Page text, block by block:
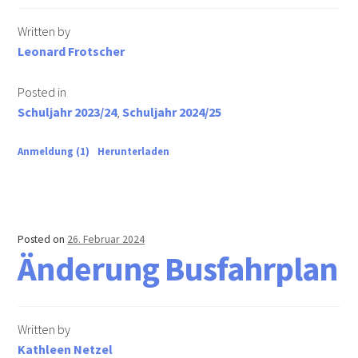
Webteam
Förderverein
Dokumente
Written by
Leonard Frotscher
Posted in
Schuljahr 2023/24,Schuljahr 2024/25
Anmeldung (1) Herunterladen
Posted on 26. Februar 2024
Änderung Busfahrplan
Written by
Kathleen Netzel